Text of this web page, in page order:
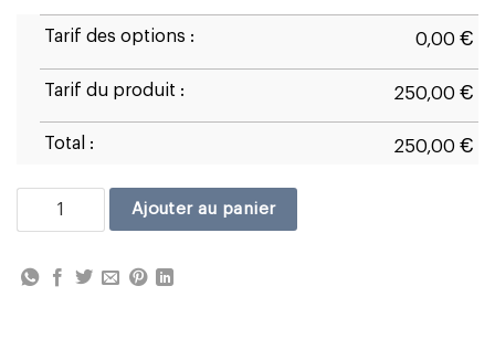
Tarif des options : 0,00 €
Tarif du produit : 250,00 €
Total : 250,00 €
quantité de Ducati Panigale 899 D1
Ajouter au panier